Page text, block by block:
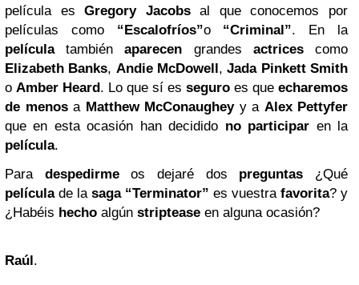
película esGregory Jacobsal que conocemos por
películas como “Escalofríos”o “Criminal”. En la
películatambiénaparecen grandes actricescomo
Elizabeth Banks, Andie McDowell,Jada Pinkett Smith
o Amber Heard. Lo que sí es seguro es que echaremos
de menosa Matthew McConaugheyy a Alex Pettyfer
que en esta ocasión han decidido no participar en la
película.
Para despedirmeos dejaré dos preguntas ¿Qué
película de la saga “Terminator” es vuestra favorita? y
¿Habéis hecho algún striptease en alguna ocasión?
Raúl.